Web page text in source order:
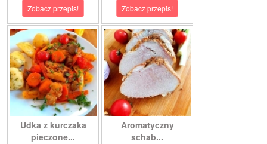
Zobacz przepis! Zobacz przepis!
Udka z kurczaka
pieczone...
Aromatyczny
schab...